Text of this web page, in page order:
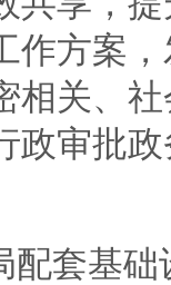
作方案
相关、
政审批
配套基